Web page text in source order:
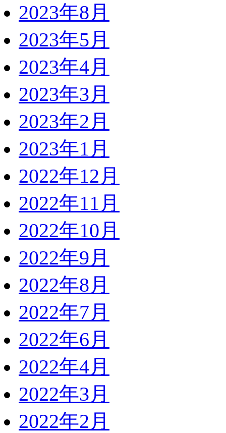
2023年8月
2023年5月
2023年4月
2023年3月
2023年2月
2023年1月
2022年12月
2022年11月
2022年10月
2022年9月
2022年8月
2022年7月
2022年6月
2022年4月
2022年3月
2022年2月